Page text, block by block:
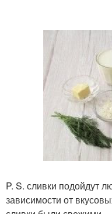
P. S. сливки подойдут
зависимости от